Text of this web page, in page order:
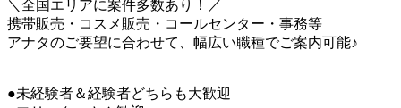
＼全国エリアに案件多数あり！／
携帯販売・コスメ販売・コールセンター・事務等
アナタのご要望に合わせて、幅広い職種でご案内可能♪
●未経験者＆経験者どちらも大歓迎